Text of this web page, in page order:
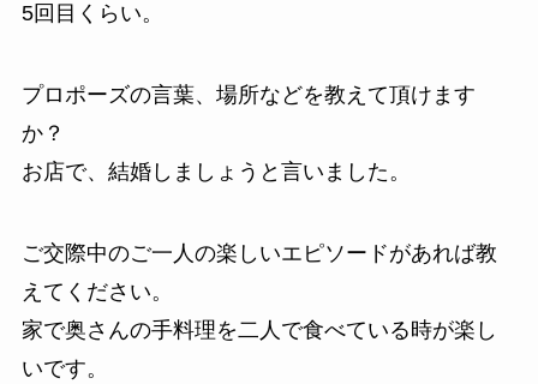
5回目くらい。
プロポーズの言葉、場所などを教えて頂けます
か？
お店で、結婚しましょうと言いました。
ご交際中のご一人の楽しいエピソードがあれば教
えてください。
家で奥さんの手料理を二人で食べている時が楽し
いです。